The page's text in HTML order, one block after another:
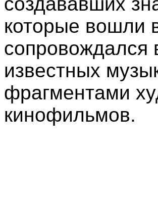
которые вошли
сопровождался
известных
фрагментами
кинофильмов.